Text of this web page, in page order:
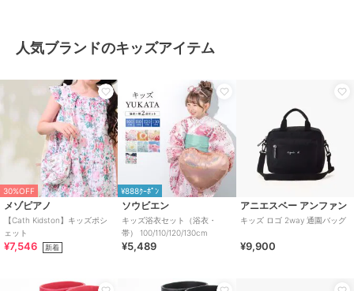
人気ブランドのキッズアイテム
30%OFF
メゾピアノ
【Cath Kidston】キッズポシ
ェット
¥7,546 新着
¥888ｸｰﾎﾟﾝ
ソウビエン
キッズ浴衣セット（浴衣・
帯） 100/110/120/130cm
¥5,489
アニエスベー アンファン
キッズ ロゴ 2way 通園バッグ
¥9,900